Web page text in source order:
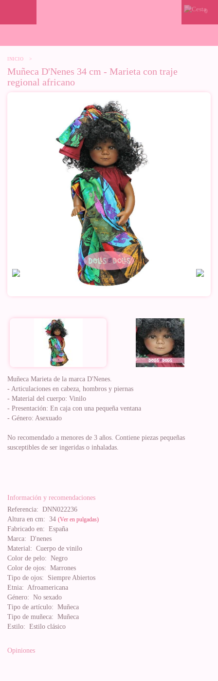
0
INICIO >
Muñeca D'Nenes 34 cm - Marieta con traje
regional africano
Muñeca Marieta de la marca D'Nenes.
- Articulaciones en cabeza, hombros y piernas
- Material del cuerpo: Vinilo
- Presentación: En caja con una pequeña ventana
- Género: Asexuado
No recomendado a menores de 3 años. Contiene piezas pequeñas
susceptibles de ser ingeridas o inhaladas.
Información y recomendaciones
Referencia: DNN022236
Altura en cm: 34 (Ver en pulgadas)
Fabricado en: España
Marca: D'nenes
Material: Cuerpo de vinilo
Color de pelo: Negro
Color de ojos: Marrones
Tipo de ojos: Siempre Abiertos
Etnia: Afroamericana
Género: No sexado
Tipo de artículo: Muñeca
Tipo de muñeca: Muñeca
Estilo: Estilo clásico
Opiniones